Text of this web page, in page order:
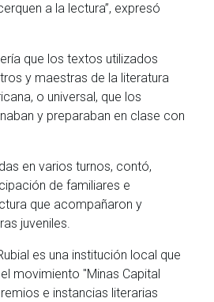
a la lectura”, expresó
que los textos utilizados
y maestras de la literatura
o universal, que los
y preparaban en clase con
en varios turnos, contó,
de familiares e
que acompañaron y
juveniles.
es una institución local que
movimiento "Minas Capital
e instancias literarias